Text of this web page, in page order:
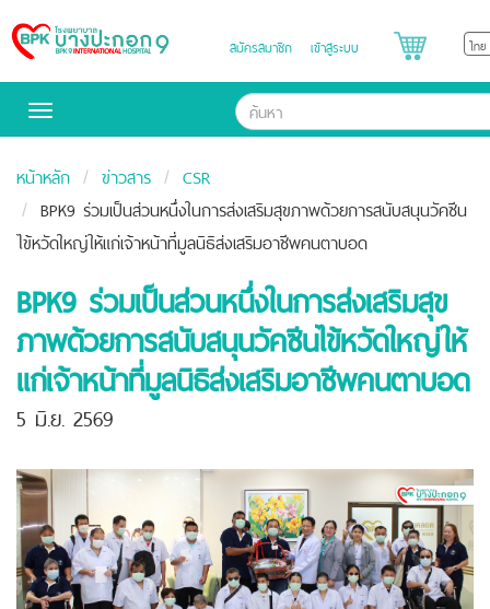
Bangpakok
Hospital
สมัครสมาชิก เข้าสู่ระบบ
Toggle
หน้าหลัก ข่าวสาร
CSR
BPK9 ร่วมเป็นส่วนหนึ่งในการส่งเสริมสุขภาพด้วยการสนับสนุนวัคซีน
ไข้หวัดใหญ่ให้แก่เจ้าหน้าที่มูลนิธิส่งเสริมอาชีพคนตาบอด
BPK9 ร่วมเป็นส่วนหนึ่งในการส่งเสริมสุข
ภาพด้วยการสนับสนุนวัคซีนไข้หวัดใหญ่ให้
แก่เจ้าหน้าที่มูลนิธิส่งเสริมอาชีพคนตาบอด
5 มิ.ย. 2569